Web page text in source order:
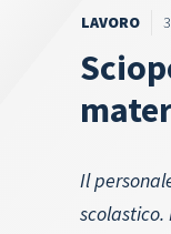
LAVORO
Il